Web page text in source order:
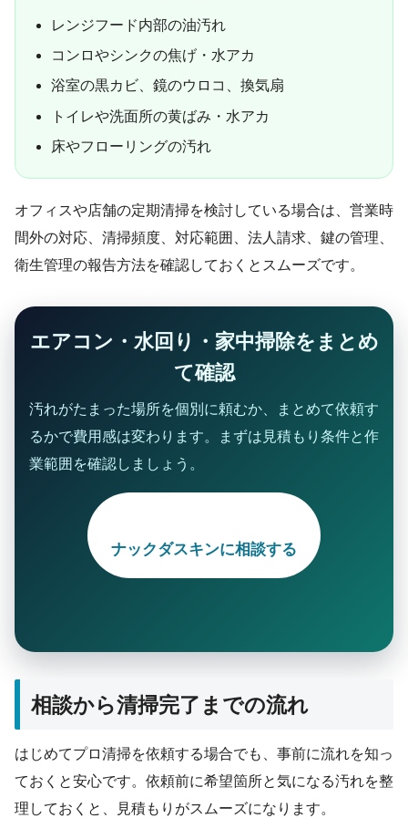
レンジフード内部の油汚れ
コンロやシンクの焦げ・水アカ
浴室の黒カビ、鏡のウロコ、換気扇
トイレや洗面所の黄ばみ・水アカ
床やフローリングの汚れ
オフィスや店舗の定期清掃を検討している場合は、営業時
間外の対応、清掃頻度、対応範囲、法人請求、鍵の管理、
衛生管理の報告方法を確認しておくとスムーズです。
エアコン・水回り・家中掃除をまとめ
て確認
汚れがたまった場所を個別に頼むか、まとめて依頼す
るかで費用感は変わります。まずは見積もり条件と作
業範囲を確認しましょう。
ナックダスキンに相談する
相談から清掃完了までの流れ
はじめてプロ清掃を依頼する場合でも、事前に流れを知っ
ておくと安心です。依頼前に希望箇所と気になる汚れを整
理しておくと、見積もりがスムーズになります。